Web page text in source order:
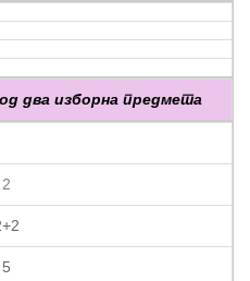
два изборна предмета
5